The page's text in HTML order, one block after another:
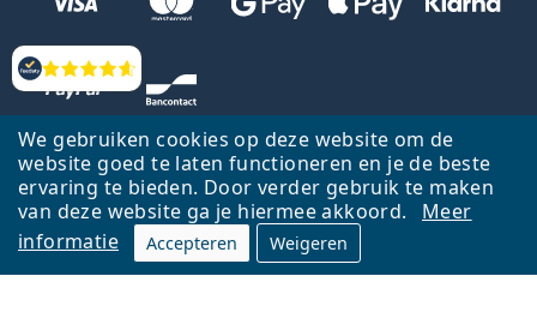
We gebruiken cookies op deze website om de
website goed te laten functioneren en je de beste
ervaring te bieden. Door verder gebruik te maken
van deze website ga je hiermee akkoord.
Meer
informatie
Accepteren Weigeren
Beoordelingen
Terug naar de homepagina Ga omhoog